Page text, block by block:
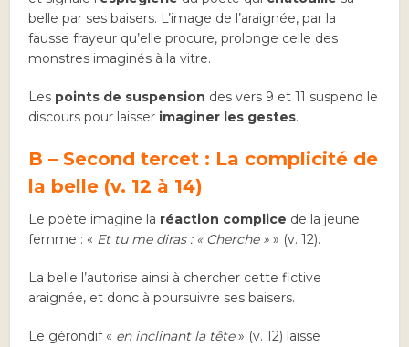
belle par ses baisers. L’image de l’araignée, par la
fausse frayeur qu’elle procure, prolonge celle des
monstres imaginés à la vitre.
Les points de suspension des vers 9 et 11 suspend le
discours pour laisser imaginer les gestes.
B – Second tercet : La complicité de
la belle (v. 12 à 14)
Le poète imagine la réaction complice de la jeune
femme : « Et tu me diras : « Cherche »» (v. 12).
La belle l’autorise ainsi à chercher cette fictive
araignée, et donc à poursuivre ses baisers.
Le gérondif « en inclinant la tête» (v. 12) laisse